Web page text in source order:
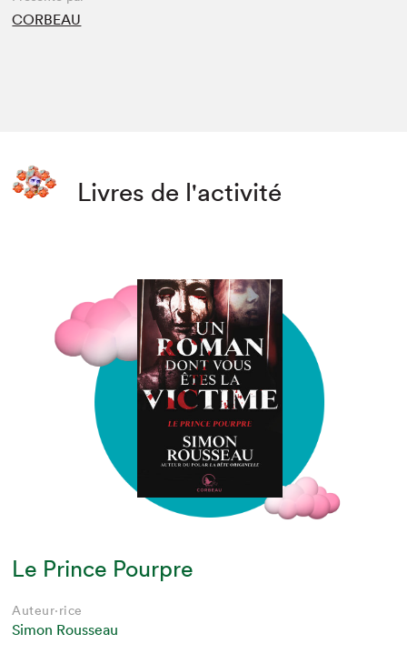
CORBEAU
Livres de l'activité
Le Prince Pourpre
Auteur·rice
Simon Rousseau